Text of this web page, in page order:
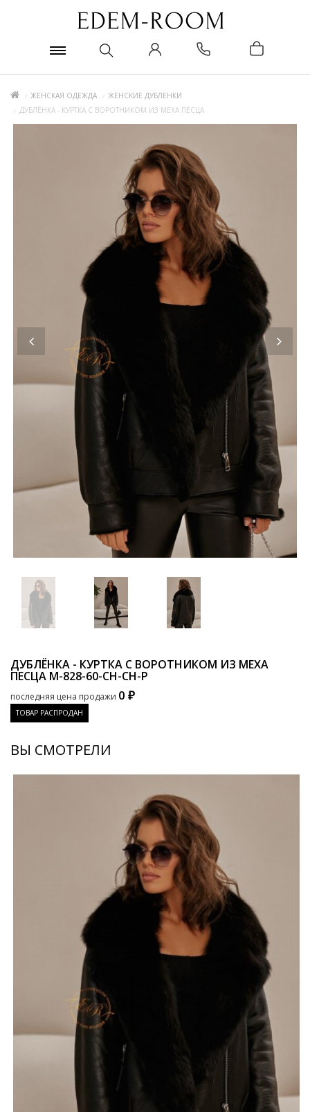
ЖЕНСКАЯ ОДЕЖДА
ЖЕНСКИЕ ДУБЛЕНКИ
ДУБЛЁНКА - КУРТКА С ВОРОТНИКОМ ИЗ МЕХА ПЕСЦА
ДУБЛЁНКА - КУРТКА С ВОРОТНИКОМ ИЗ МЕХА
ПЕСЦА M-828-60-CH-CH-P
последняя цена продажи 0 ₽
ТОВАР РАСПРОДАН
ВЫ СМОТРЕЛИ